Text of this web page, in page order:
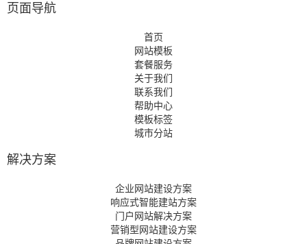
页面导航
首页
网站模板
套餐服务
关于我们
联系我们
帮助中心
模板标签
城市分站
解决方案
企业网站建设方案
响应式智能建站方案
门户网站解决方案
营销型网站建设方案